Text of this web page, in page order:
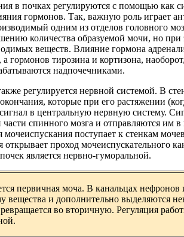
в почках регулируются с помощью как
гормонов. Так, важную роль играет
одним из отделов головного
количества образуемой мочи, но при
веществ. Влияние гормона
гормонов тирозина и кортизона,
надпочечниками.
регулируется нервной системой. В
которые при его растяжении
в центральную нервную систему.
спинного мозга и отправляются им в
мочеиспускания поступает к стенкам
открывает проход мочеиспускательного
является нервно-гуморальной.
первичная моча. В канальцах
вещества и дополнительно выделяются
во вторичную. Регуляция